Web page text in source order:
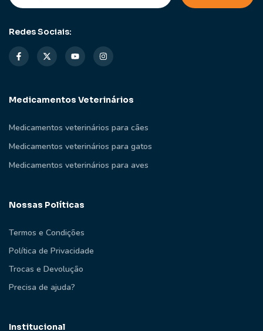
Redes Sociais:
Medicamentos Veterinários
Medicamentos veterinários para cães
Medicamentos veterinários para gatos
Medicamentos veterinários para aves
Nossas Políticas
Termos e Condições
Política de Privacidade
Trocas e Devolução
Precisa de ajuda?
Institucional